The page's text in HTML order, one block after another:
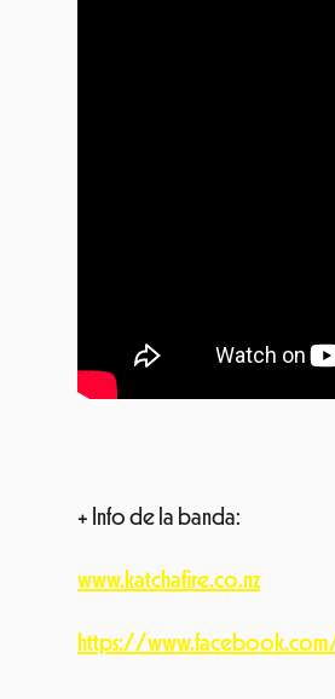
+ Info de la banda:
www.katchafire.co.nz
https://